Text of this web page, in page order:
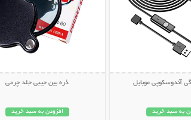
آندوسکوپی موبایل
به سبد خرید
ذره بین جیبی جلد چرمی
افزودن به سبد خرید